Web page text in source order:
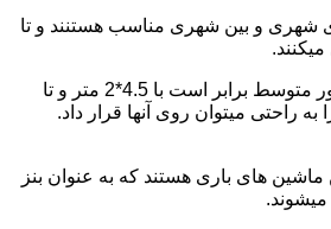
شهری و بین شهری مناسب هستنند و تا
ابعاد بارگیر خاور ها به طور متوسط برابر است با 4.5*2 متر و تا
های باری هستند که به عنوان بنز